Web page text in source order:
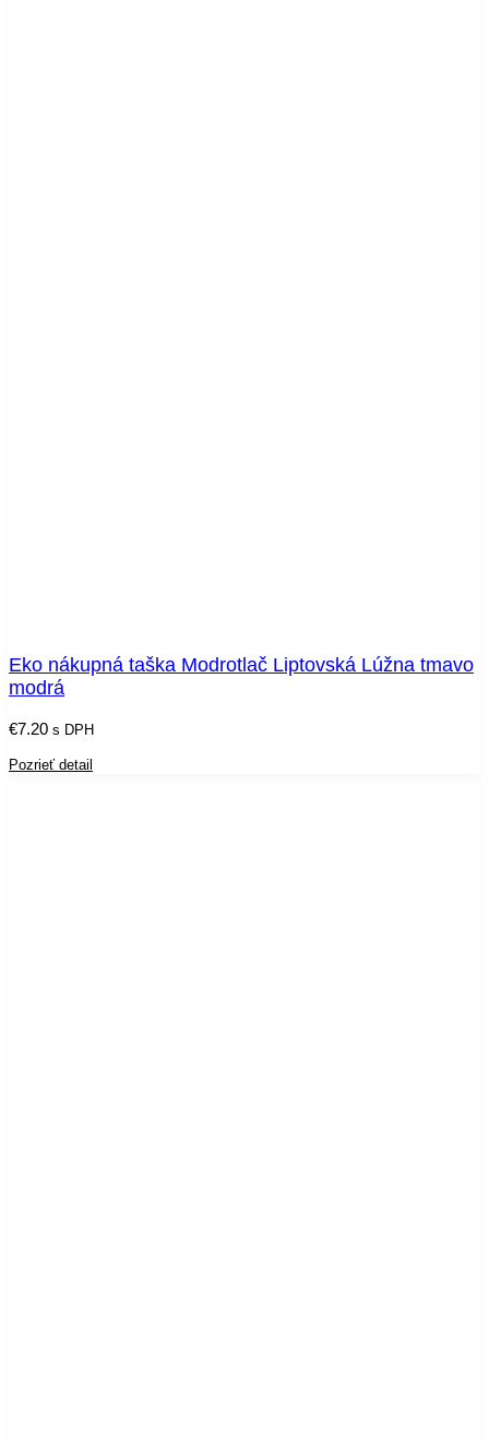
Eko nákupná taška Modrotlač Liptovská Lúžna tmavo
modrá
€7.20 s DPH
Pozrieť detail